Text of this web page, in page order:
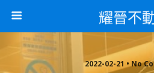
耀晉不
2022-02-21 • No